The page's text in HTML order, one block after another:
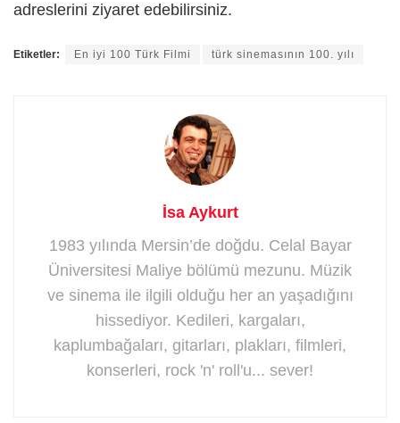
adreslerini ziyaret edebilirsiniz.
Etiketler: En iyi 100 Türk Filmi türk sinemasının 100. yılı
İsa Aykurt
1983 yılında Mersin’de doğdu. Celal Bayar
Üniversitesi Maliye bölümü mezunu. Müzik
ve sinema ile ilgili olduğu her an yaşadığını
hissediyor. Kedileri, kargaları,
kaplumbağaları, gitarları, plakları, filmleri,
konserleri, rock 'n' roll'u... sever!